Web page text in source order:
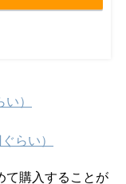
）
らい）
て購入することが